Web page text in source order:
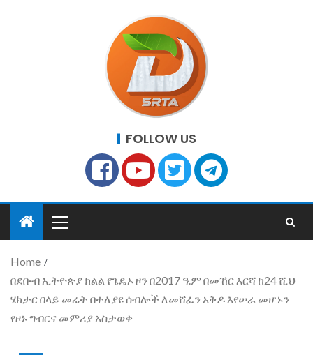
FOLLOW US
Home
በደቡብ ኢትዮጵያ ክልል የጌዴኦ ዞን በ2017 ዓ.ም በመኸር እርሻ ከ24 ሺህ
ሄክታር በላይ መሬት በተለያዩ ሰብሎች ለመሸፈን አቅዶ እየሠራ መሆኑን
የዞኑ ግብርና መምሪያ አስታወቀ